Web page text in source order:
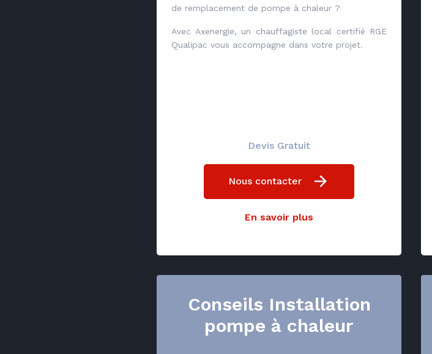
de remplacement de pompe à chaleur ?
Avec Axenergie, un chauffagiste local certifié RGE
Qualipac vous accompagne dans votre projet.
Devis Gratuit
Nous contacter
En savoir plus
Conseils Installation
pompe à chaleur